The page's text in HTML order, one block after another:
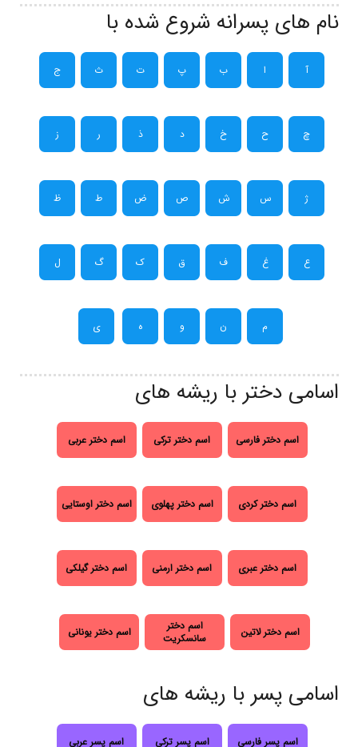
نام های پسرانه شروع شده با
آ ا ب پ ت ث ج
چ ح خ د ذ ر ز
ژ س ش ص ض ط ظ
ع غ ف ق ک گ ل
م ن و ه ی
اسامی دختر با ریشه های
اسم دختر فارسی اسم دختر ترکی اسم دختر عربی
اسم دختر کردی اسم دختر پهلوی اسم دختر اوستایی
اسم دختر عبری اسم دختر ارمنی اسم دختر گیلکی
اسم دختر لاتین
اسم دختر
سانسکریت
اسم دختر یونانی
اسامی پسر با ریشه های
اسم پسر فارسی اسم پسر ترکی اسم پسر عربی